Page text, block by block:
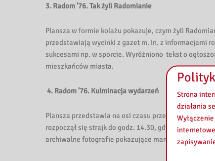
3. Radom ’76. Tak żyli Radomianie
Plansza w formie kolażu pokazuje, czym żyli
przedstawiają wycinki z gazet m. in. z informacjami
sukcesami np. w sporcie. Wyróżniono tekst o
mieszkańców miasta.
4. Radom ’76. Kulminacja wydarzeń
Plansza przedstawia na osi czasu przebieg protestu
rozpoczął się strajk do godz. 14.30, gdy grupa
archiwalne fotografie pokazujące manifestantów na
Strona
działania